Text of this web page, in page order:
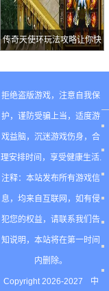
传奇天使环玩法攻略让你快
拒绝盗版游戏，注意自我保
护，谨防受骗上当，适度游
戏益脑，沉迷游戏伤身，合
理安排时间，享受健康生活.
注释：本站发布所有游戏信
息，均来自互联网，如有侵
犯您的权益，请联系我们告
知说明，本站将在第一时间
内删除。
Copyright 2026-2027 中